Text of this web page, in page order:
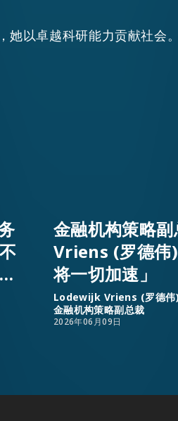
以卓越科研能力贡献社会。
金融机构策略
Vriens (罗德伟
将一切加速」
Lodewijk Vriens (罗德伟
金融机构策略副总裁
2026年06月09日